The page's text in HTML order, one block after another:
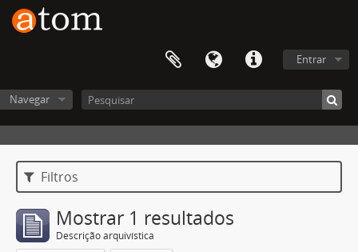
Entrar
Navegar
Filtros
Mostrar 1 resultados
Descrição arquivística